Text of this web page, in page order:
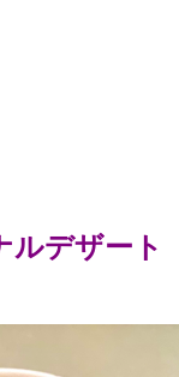
デザート